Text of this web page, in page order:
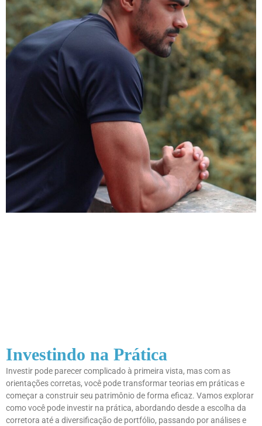
Investindo na Prática
Investir pode parecer complicado à primeira vista, mas com as
orientações corretas, você pode transformar teorias em práticas e
começar a construir seu patrimônio de forma eficaz. Vamos explorar
como você pode investir na prática, abordando desde a escolha da
corretora até a diversificação de portfólio, passando por análises e